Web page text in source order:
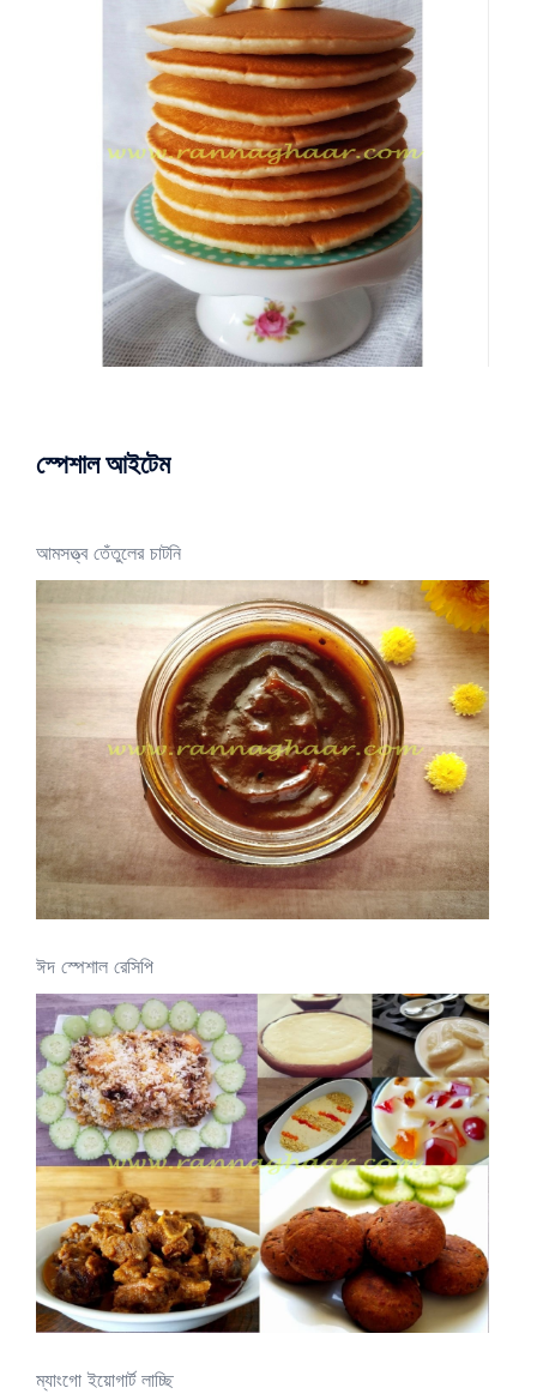
স্পেশাল আইটেম
আমসত্ত্ব তেঁতুলের চাটনি
ঈদ স্পেশাল রেসিপি
ম্যাংগো ইয়োগার্ট লাচ্ছি